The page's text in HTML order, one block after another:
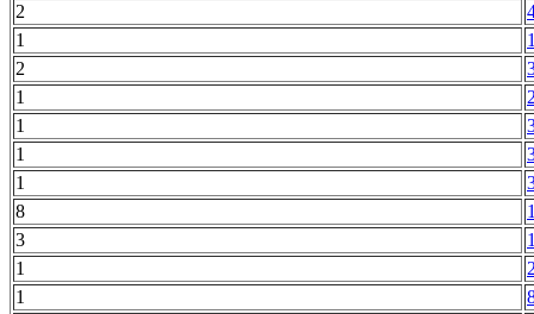
2
1
2
1
1
1
1
8
3
1
1